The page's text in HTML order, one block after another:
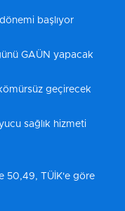
başlıyor
GAÜN yapacak
geçirecek
sağlık hizmeti
50,49, TÜİK'e göre